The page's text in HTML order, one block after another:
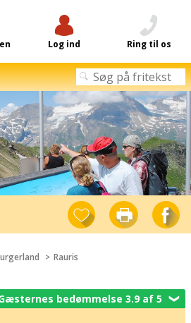
Log ind Ring til os
Rauris
bedømmelse 3.9 af 5❯